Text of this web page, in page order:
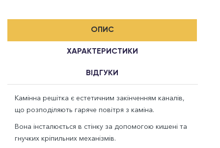
ОПИС
ХАРАКТЕРИСТИКИ
ВІДГУКИ
Камінна решітка є естетичним закінченням каналів,
що розподіляють гаряче повітря з каміна.
Вона інсталюється в стінку за допомогою кишені та
гнучких кріпильних механізмів.